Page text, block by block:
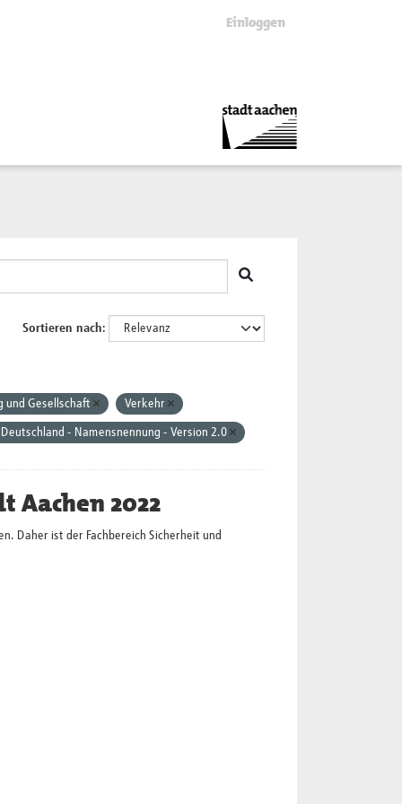
Einloggen
Sortieren nach
und Gesellschaft Verkehr
- Namensnennung - Version 2.0
Aachen 2022
Daher ist der Fachbereich Sicherheit und